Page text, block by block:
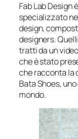
Fab Lab
specializzato
design,
designers.
tratti da un
che è stato
che racconta la
Bata Shoes,
mondo.